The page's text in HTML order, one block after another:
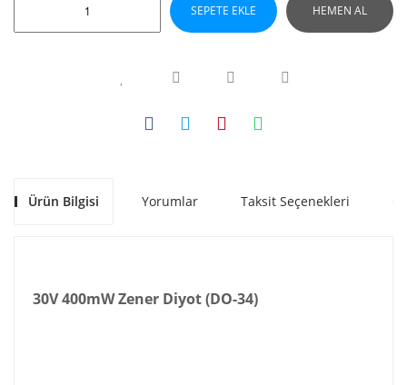
SEPETE EKLE HEMEN AL
Ürün Bilgisi Yorumlar Taksit Seçenekleri
30V 400mW Zener Diyot (DO-34)